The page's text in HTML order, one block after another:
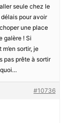
seule chez le
pour avoir
une place
galère ! Si
sortir, je
pas prête à sortir
quoi…
#10736